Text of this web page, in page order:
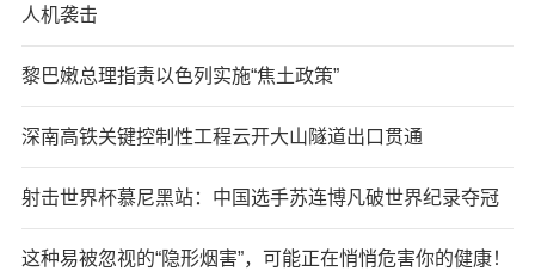
人机袭击
黎巴嫩总理指责以色列实施“焦土政策”
深南高铁关键控制性工程云开大山隧道出口贯通
射击世界杯慕尼黑站：中国选手苏连博凡破世界纪录夺冠
这种易被忽视的“隐形烟害”，可能正在悄悄危害你的健康！